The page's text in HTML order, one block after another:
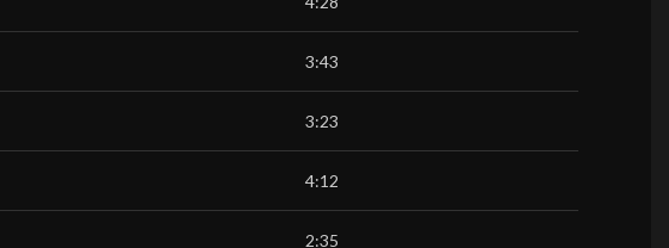
3:43
3:23
4:12
2:35